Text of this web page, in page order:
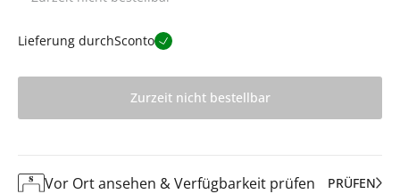
Lieferung durchSconto
Zurzeit nicht bestellbar
Vor Ort ansehen & Verfügbarkeit prüfen PRÜFEN